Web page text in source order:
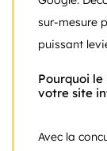
sur-mesure
puissant
Pourquoi
votre site
Avec la